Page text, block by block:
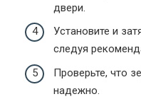
двери.
Установите и
следуя
Проверьте, что
надежно.